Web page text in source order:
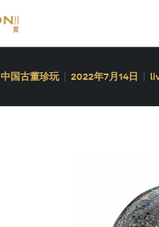
中国古董珍玩 2022年7月14日